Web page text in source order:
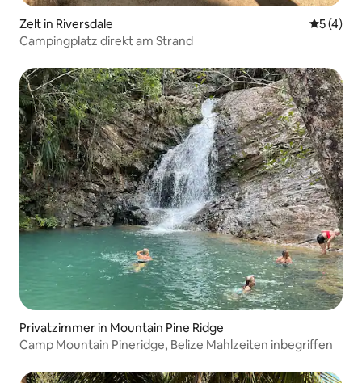
Zelt in Riversdale
5 (4)
Campingplatz direkt am Strand
Privatzimmer in Mountain Pine Ridge
Camp Mountain Pineridge, Belize Mahlzeiten inbegriffen